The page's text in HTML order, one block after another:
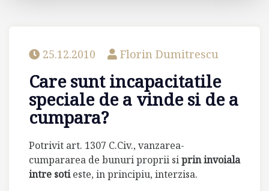
25.12.2010 Florin Dumitrescu
Care sunt incapacitatile
speciale de a vinde si de a
cumpara?
Potrivit art. 1307 C.Civ., vanzarea-
cumpararea de bunuri proprii siprin invoiala
intre sotieste, in principiu, interzisa.